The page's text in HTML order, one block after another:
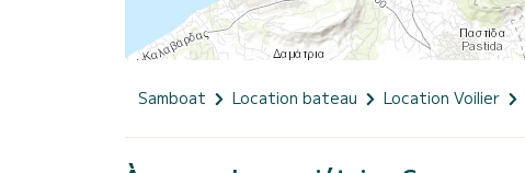
Samboat Location bateau Location Voilier